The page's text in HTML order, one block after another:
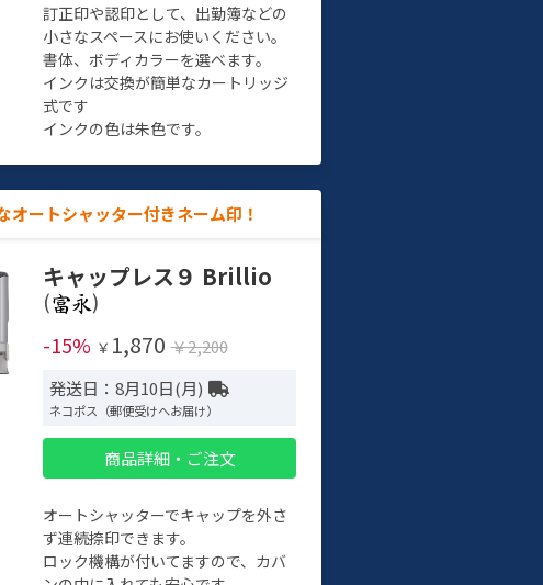
訂正印や認印として、出勤簿などの
小さなスペースにお使いください。
書体、ボディカラーを選べます。
インクは交換が簡単なカートリッジ
式です
インクの色は朱色です。
オートシャッター付きネーム印！
キャップレス９ Brillio
(
)
-15% ￥ 1,870 ￥2,200
発送日：8月10日(月)
ネコポス（郵便受けへお届け）
商品詳細・ご注文
オートシャッターでキャップを外さ
ず連続捺印できます。
ロック機構が付いてますので、カバ